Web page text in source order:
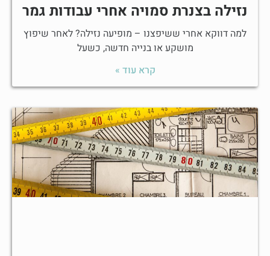
נזילה בצנרת סמויה אחרי עבודות גמר
למה דווקא אחרי ששיפצנו – מופיעה נזילה? לאחר שיפוץ
מושקע או בנייה חדשה, כשעל
קרא עוד »